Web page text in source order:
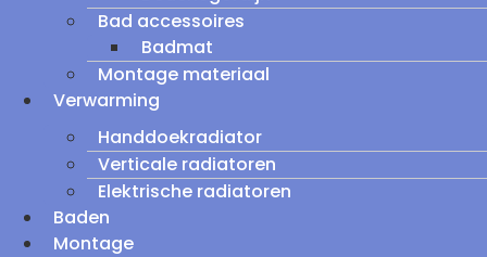
Bad accessoires
Badmat
Montage materiaal
Verwarming
Handdoekradiator
Verticale radiatoren
Elektrische radiatoren
Baden
Montage